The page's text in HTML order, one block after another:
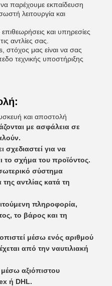
παρέχουμε εκπαίδευση
λειτουργία και
και υπηρεσίες
αντλίες σας.
μας είναι να σας
τεχνικής υποστήριξης
και αποστολή
με ασφάλεια σε
σχεδιαστεί για να
το σχήμα του προϊόντος.
σύστημα
αντλίας κατά τη
πληροφορία,
το βάρος και τη
μέσω ενός αριθμού
από την ναυτιλιακή
αξιόπιστου
ή DHL.